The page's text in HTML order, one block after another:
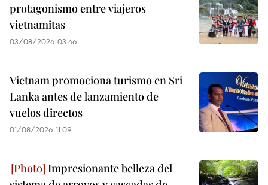
protagonismo entre viajeros
vietnamitas
03/08/2026 03:46
Vietnam promociona turismo en Sri
Lanka antes de lanzamiento de
vuelos directos
01/08/2026 11:09
Impresionante belleza del